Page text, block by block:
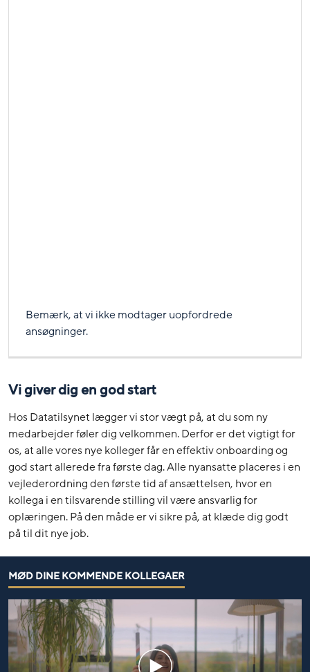
Bemærk, at vi ikke modtager uopfordrede
ansøgninger.
Vi giver dig en god start
Hos Datatilsynet lægger vi stor vægt på, at du som ny
medarbejder føler dig velkommen. Derfor er det vigtigt for
os, at alle vores nye kolleger får en effektiv onboarding og
god start allerede fra første dag. Alle nyansatte placeres i en
vejlederordning den første tid af ansættelsen, hvor en
kollega i en tilsvarende stilling vil være ansvarlig for
oplæringen. På den måde er vi sikre på, at klæde dig godt
på til dit nye job.
MØD DINE KOMMENDE KOLLEGAER